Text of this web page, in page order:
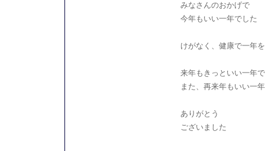
みなさんのおかげで
今年もいい一年でした
けがなく、健康で一年
来年もきっといい一年
また、再来年もいい一
ありがとう
ございました